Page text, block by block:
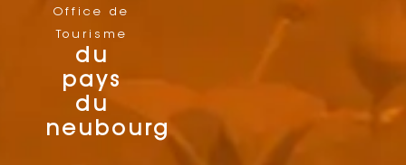
Office de
Tourisme
du
pays
du
neubourg